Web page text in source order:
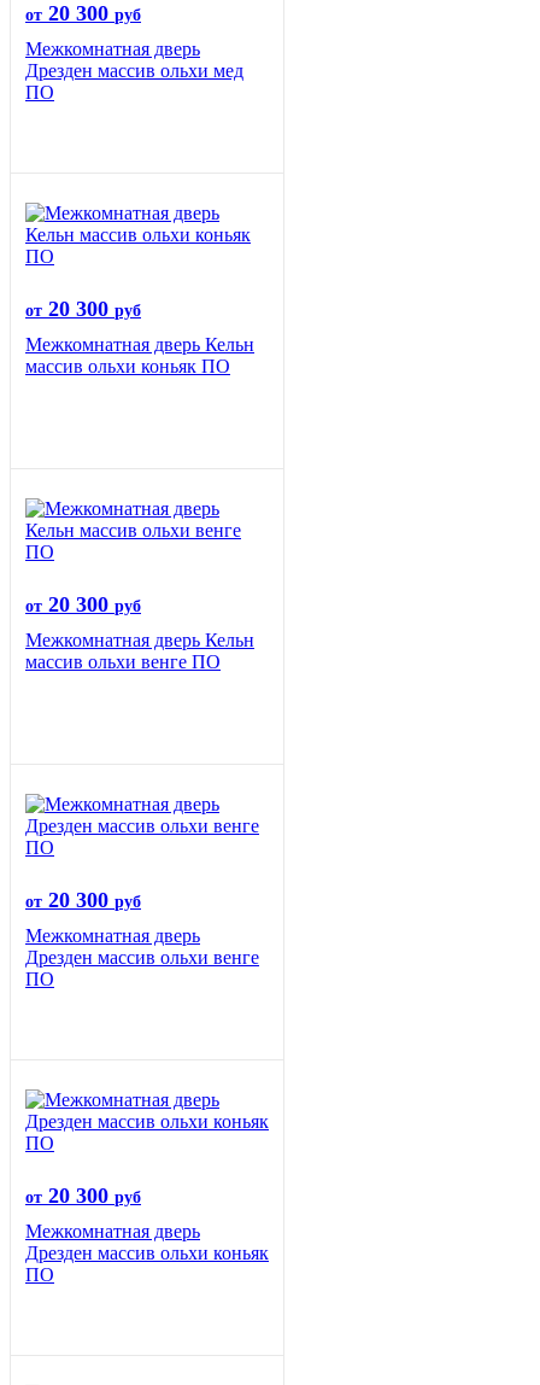
от 20 300 руб
Межкомнатная дверь
Дрезден массив ольхи мед
ПО
от 20 300 руб
Межкомнатная дверь Кельн
массив ольхи коньяк ПО
от 20 300 руб
Межкомнатная дверь Кельн
массив ольхи венге ПО
от 20 300 руб
Межкомнатная дверь
Дрезден массив ольхи венге
ПО
от 20 300 руб
Межкомнатная дверь
Дрезден массив ольхи коньяк
ПО